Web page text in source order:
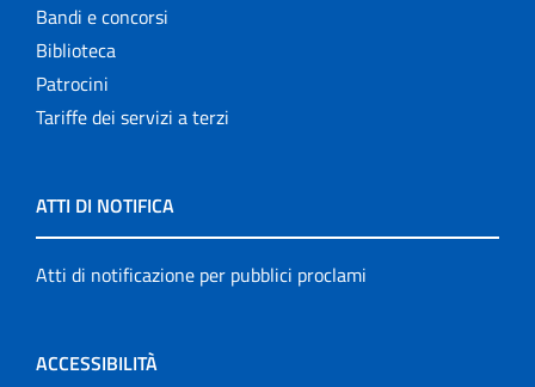
Bandi e concorsi
Biblioteca
Patrocini
Tariffe dei servizi a terzi
ATTI DI NOTIFICA
Atti di notificazione per pubblici proclami
ACCESSIBILITÀ